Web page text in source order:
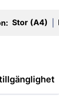
Stor (A4)